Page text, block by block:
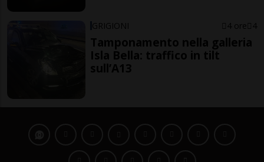
GRIGIONI 4 ore 4
Tamponamento nella galleria
Isla Bella: traffico in tilt
sull’A13